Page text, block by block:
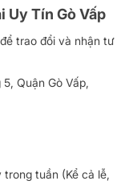
Uy Tín Gò Vấp
trao đổi và nhận tư
Quận Gò Vấp,
tuần (Kể cả lễ,